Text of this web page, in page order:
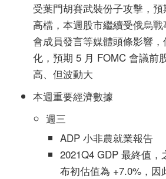
受葉門胡賽武裝份子攻擊，
高檔，本週股市繼續受俄烏
會成員發言等媒體頭條影響
化，預期 5 月 FOMC 會議前
高、但波動大
本週重要經濟數據
週三
ADP 小非農就業報告
2021Q4 GDP 最終值，
布初估值為 +7.0%，因